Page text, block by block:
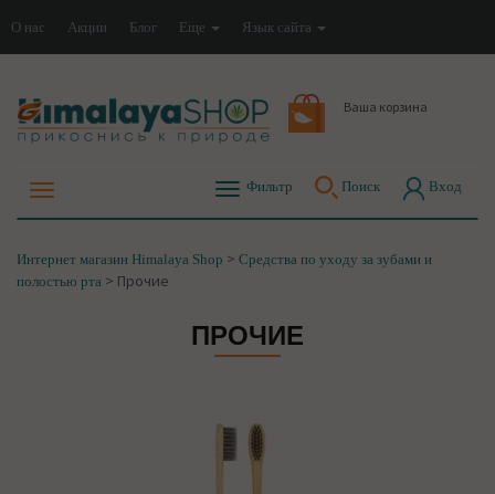
О нас Акции Блог Еще Язык сайта
Ваша корзина
Фильтр Поиск Вход
Интернет магазин Himalaya Shop > Средства по уходу за зубами и
полостью рта > Прочие
ПРОЧИЕ